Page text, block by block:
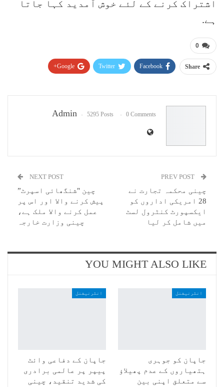
اشتراک کرنے کے لئے خوش آمدید کہا جاتا
ہے.
0
Share
Facebook
Twitter
Google+
Admin 5295 Posts 0 Comments
چینی محکمہ تجارت نے
28 امریکی اداروں کو
ایکسپورٹ کنٹرول لسٹ
میں شامل کر لیا
NEXT POST
چین "شنگھائی اسپرٹ”
پیش کرنے والا اور اس پر
عمل کرنے والا ملک ہے،
چینی وزارت خارجہ
YOU MIGHT ALSO LIKE
انٹرنیشنل
جاپان کو جوہری
ہتھیاروں کے عدم پھیلاؤ
سے متعلق اپنی بین
انٹرنیشنل
جاپان کے دفاعی وائٹ
پیپر پر عالمی برادری
کی شدید تنقید، چینی